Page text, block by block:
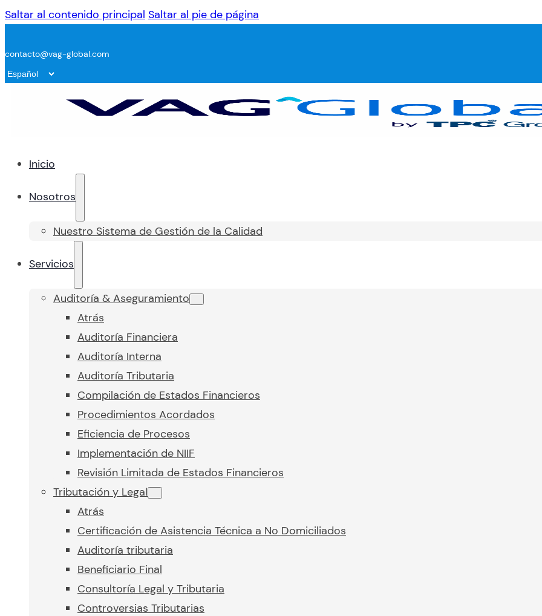
Saltar al contenido principal Saltar al pie de página
contacto@vag-global.com
Inicio
Nosotros
Nuestro Sistema de Gestión de la Calidad
Servicios
Auditoría & Aseguramiento
Atrás
Auditoría Financiera
Auditoría Interna
Auditoría Tributaria
Compilación de Estados Financieros
Procedimientos Acordados
Eficiencia de Procesos
Implementación de NIIF
Revisión Limitada de Estados Financieros
Tributación y Legal
Atrás
Certificación de Asistencia Técnica a No Domiciliados
Auditoría tributaria
Beneficiario Final
Consultoría Legal y Tributaria
Controversias Tributarias